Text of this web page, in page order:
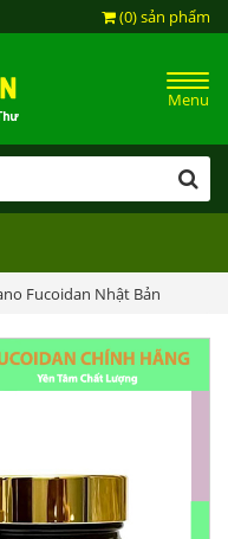
(0) sản phẩm
Menu
Fucoidan Nhật Bản